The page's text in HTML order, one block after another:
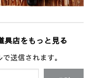
具店をもっと見る
送信されます。